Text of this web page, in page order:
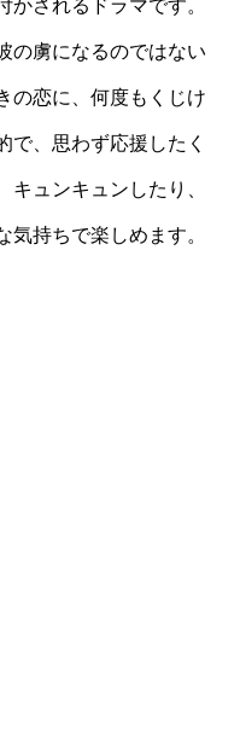
されるドラマです。
の虜になるのではない
の恋に、何度もくじけ
で、思わず応援したく
ュンキュンしたり、
気持ちで楽しめます。